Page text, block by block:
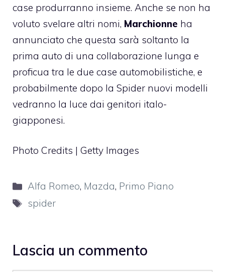
case produrranno insieme. Anche se non ha
voluto svelare altri nomi, Marchionne ha
annunciato che questa sarà soltanto la
prima auto di una collaborazione lunga e
proficua tra le due case automobilistiche, e
probabilmente dopo la Spider nuovi modelli
vedranno la luce dai genitori italo-
giapponesi.
Photo Credits | Getty Images
Categorie
Alfa Romeo, Mazda, Primo Piano
Tag
spider
Lascia un commento